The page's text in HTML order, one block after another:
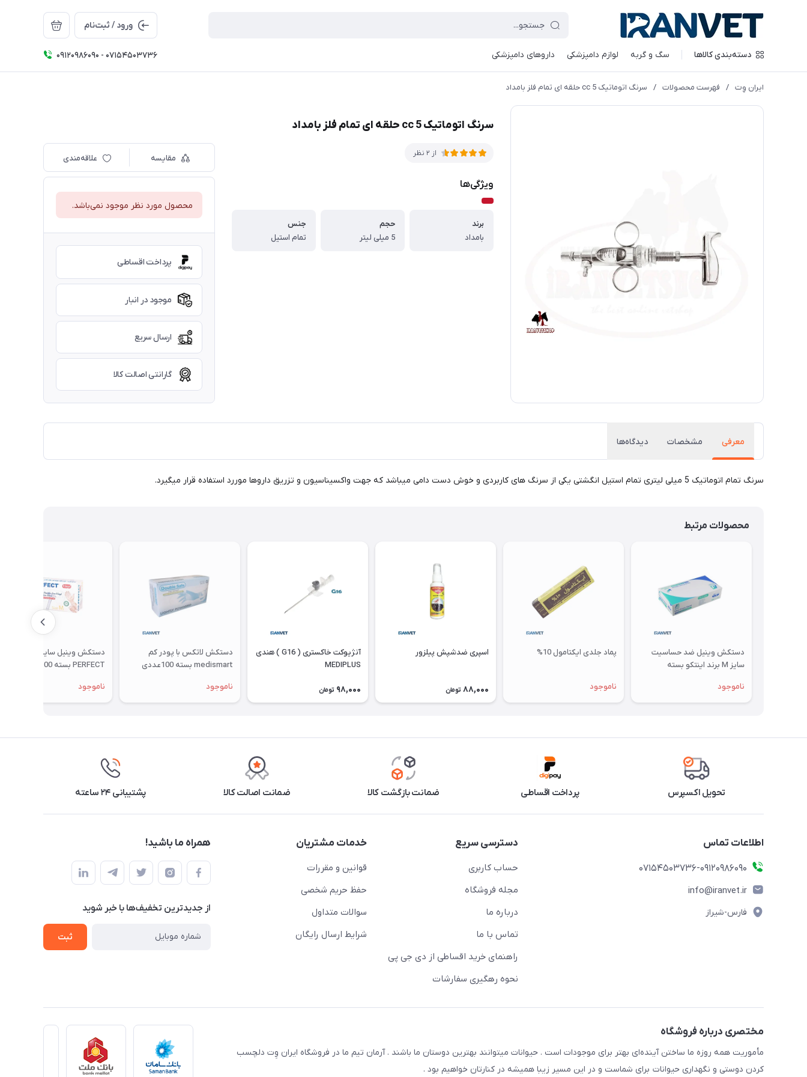
ورود / ثبت‌نام
دسته‌بندی کالاها سگ و گربه لوازم دامپزشکی داروهای دامپزشکی 09120986090 - 07154503736
ایران وِت / فهرست محصولات / سرنگ اتوماتیک cc 5 حلقه ای تمام فلز بامداد
سرنگ اتوماتیک cc 5 حلقه ای تمام فلز بامداد
از 2 نظر
ویژگی‌ها
برند
بامداد
حجم
5 میلی لیتر
جنس
تمام استیل
مقایسه علاقه‌مندی
محصول مورد نظر موجود نمی‌باشد.
پرداخت اقساطی
موجود در انبار
ارسال سریع
گارانتی اصالت کالا
معرفی مشخصات دیدگاه‌ها
سرنگ تمام اتوماتیک 5 میلی لیتری تمام استیل انگشتی یکی از سرنگ های کاربردی و خوش دست دامی میباشد که جهت واکسیناسیون و تزریق داروها موررد استفاده قرار میگیرد.
محصولات مرتبط
دستکش وینیل ضد حساسیت
سایز M برند اینتکو بسته
ناموجود
پماد جلدی ایکتامول 10%
ناموجود
اسپری ضدشپش پیلزور
88,000 تومان
آنژیوکت خاکستری ( G16 ) هندی
MEDIPLUS
98,000 تومان
دستکش لاتکس با پودر کم
medismart بسته 100عددی
ناموجود
PERFECT بسته 100عددی
ناموجود
تحویل اکسپرس پرداخت اقساطی ضمانت بازگشت کالا ضمانت اصالت کالا پشتیبانی ۲۴ ساعته
اطلاعات تماس
07154503736-09120986090
info@iranvet.ir
فارس-شیراز
دسترسی سریع
حساب کاربری
مجله فروشگاه
درباره ما
تماس با ما
راهنمای خرید اقساطی از دی جی پی
نحوه رهگیری سفارشات
خدمات مشتریان
قوانین و مقررات
حفظ حریم شخصی
سوالات متداول
شرایط ارسال رایگان
همراه ما باشید!
از جدید‌ترین تخفیف‌ها با‌ خبر شوید
ثبت
مختصری درباره فروشگاه
مأموریت همه روزه ما ساختن آینده‌ای بهتر برای موجودات است . حیوانات میتوانند بهترین دوستان ما باشند . آرمان تیم ما در فروشگاه ایران وِت دلچسب
کردن دوستی و نگهداری حیوانات برای شماست و در این مسیر زیبا همیشه در کنارتان خواهیم بود .